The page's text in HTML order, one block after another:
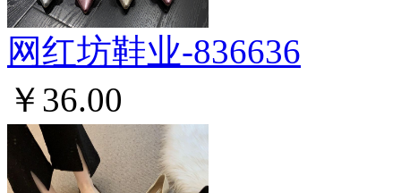
网红坊鞋业-836636
￥36.00